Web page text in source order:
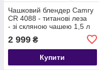
Чашковий блендер Camry
CR 4088 - титанові леза
- зі скляною чашею 1,5 л
2 999 ₴
Купити